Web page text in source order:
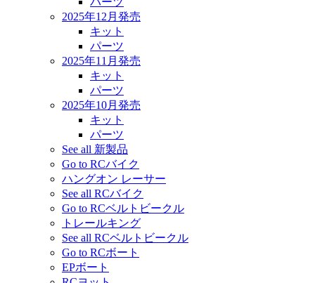
2025年12月発売
キット
パーツ
2025年11月発売
キット
パーツ
2025年10月発売
キット
パーツ
See all 新製品
Go to RCバイク
ハングオン レーサー
See all RCバイク
Go to RCベルトビークル
トレールキング
See all RCベルトビークル
Go to RCボート
EPボート